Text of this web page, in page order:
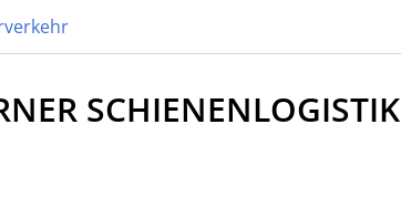
SCHIENENLOGISTIK